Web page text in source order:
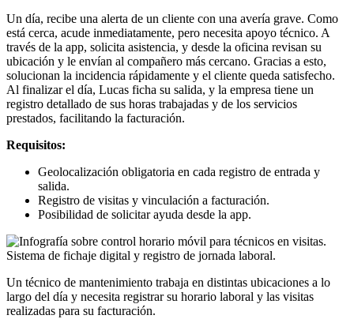
Un día, recibe una alerta de un cliente con una avería grave. Como
está cerca, acude inmediatamente, pero necesita apoyo técnico. A
través de la app, solicita asistencia, y desde la oficina revisan su
ubicación y le envían al compañero más cercano. Gracias a esto,
solucionan la incidencia rápidamente y el cliente queda satisfecho.
Al finalizar el día, Lucas ficha su salida, y la empresa tiene un
registro detallado de sus horas trabajadas y de los servicios
prestados, facilitando la facturación.
Requisitos:
Geolocalización obligatoria en cada registro de entrada y
salida.
Registro de visitas y vinculación a facturación.
Posibilidad de solicitar ayuda desde la app.
Un técnico de mantenimiento trabaja en distintas ubicaciones a lo
largo del día y necesita registrar su horario laboral y las visitas
realizadas para su facturación.